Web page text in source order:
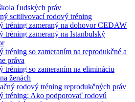
ľudských práv
scitlivovací rodový tréning
tréning zameraný na dohovor CEDAW
tréning zameraný na Istanbulský
tréning so zameraním na reprodukčné a
práva
tréning so zameraním na elimináciu
ženách
rodový tréning reprodukčných práv
tréning: Ako podporovať rodovú